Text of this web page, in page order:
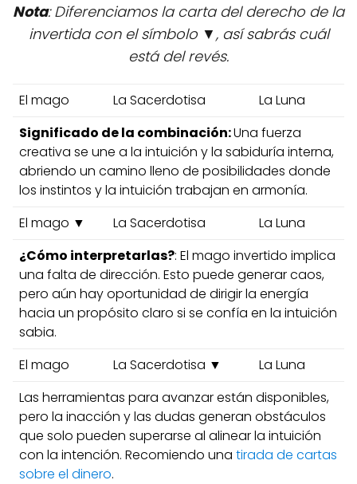
Nota: Diferenciamos la carta del derecho de la
invertida con el símbolo ▼, así sabrás cuál
está del revés.
El mago La Sacerdotisa
La Luna
Significado de la combinación:Una fuerza
creativa se une a la intuición y la sabiduría interna,
abriendo un camino lleno de posibilidades donde
los instintos y la intuición trabajan en armonía.
El mago ▼
La Sacerdotisa
La Luna
¿Cómo interpretarlas?: El mago invertido implica
una falta de dirección. Esto puede generar caos,
pero aún hay oportunidad de dirigir la energía
hacia un propósito claro si se confía en la intuición
sabia.
El mago
La Sacerdotisa ▼
La Luna
Las herramientas para avanzar están disponibles,
pero la inacción y las dudas generan obstáculos
que solo pueden superarse al alinear la intuición
con la intención. Recomiendo una tirada de cartas
sobre el dinero.